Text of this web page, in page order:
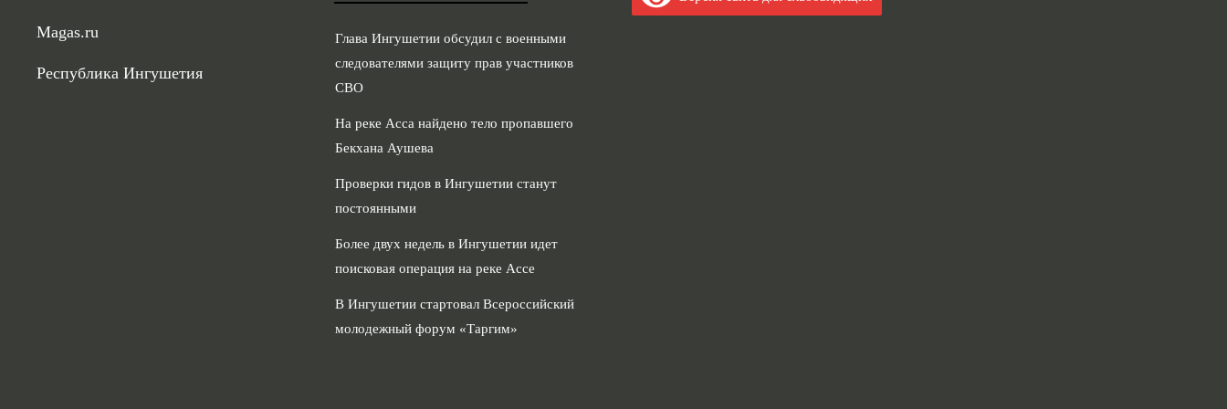
Magas.ru
Республика Ингушетия
Глава Ингушетии обсудил с военными
следователями защиту прав участников
СВО
На реке Асса найдено тело пропавшего
Бекхана Аушева
Проверки гидов в Ингушетии станут
постоянными
Более двух недель в Ингушетии идет
поисковая операция на реке Ассе
В Ингушетии стартовал Всероссийский
молодежный форум «Таргим»